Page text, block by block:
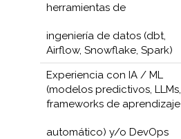
herramientas de
ingeniería de datos (dbt,
Airflow, Snowflake, Spark)
Experiencia con IA / ML
(modelos predictivos, LLMs,
frameworks de aprendizaje
automático) y/o DevOps